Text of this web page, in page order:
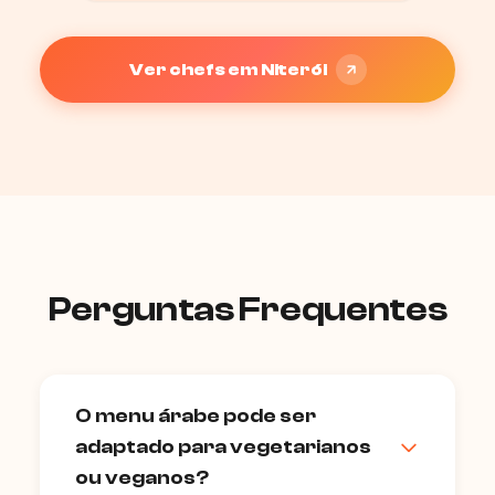
Ver chefs em Niterói
Perguntas Frequentes
O menu árabe pode ser
adaptado para vegetarianos
ou veganos?